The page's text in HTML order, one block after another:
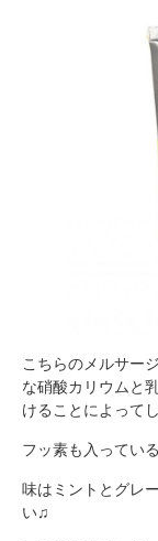
こちらのメルサー
な硝酸カリウムと
けることによって
フッ素も入ってい
味はミントとグレ
い♫